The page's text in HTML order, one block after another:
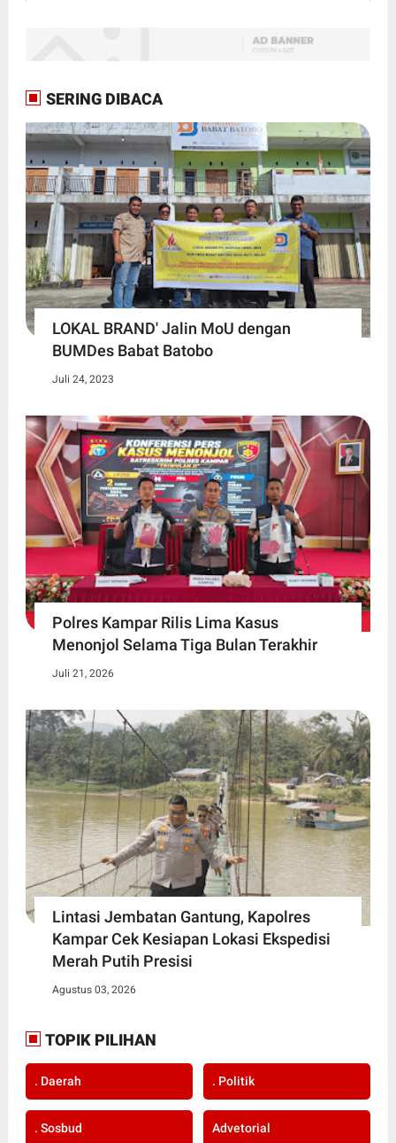
SERING DIBACA
LOKAL BRAND' Jalin MoU dengan
BUMDes Babat Batobo
Juli 24, 2023
Polres Kampar Rilis Lima Kasus
Menonjol Selama Tiga Bulan Terakhir
Juli 21, 2026
Lintasi Jembatan Gantung, Kapolres
Kampar Cek Kesiapan Lokasi Ekspedisi
Merah Putih Presisi
Agustus 03, 2026
TOPIK PILIHAN
. Daerah . Politik
. Sosbud Advetorial